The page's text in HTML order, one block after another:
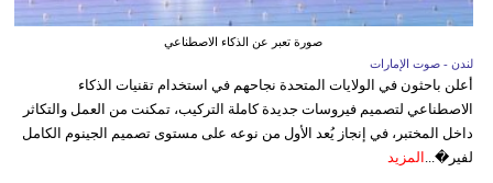
صورة تعبر عن الذكاء الاصطناعي
لندن - صوت الإمارات
أعلن باحثون في الولايات المتحدة نجاحهم في استخدام تقنيات الذكاء
الاصطناعي لتصميم فيروسات جديدة كاملة التركيب، تمكنت من العمل والتكاثر
داخل المختبر، في إنجاز يُعد الأول من نوعه على مستوى تصميم الجينوم الكامل
لفير�...
المزيد